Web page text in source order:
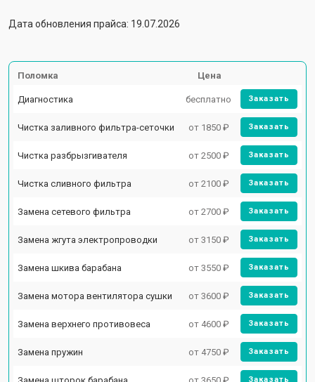
Дата обновления прайса: 19.07.2026
Поломка Цена
Диагностика бесплатно Заказать
Чистка заливного фильтра-сеточки от 1850 ₽ Заказать
Чистка разбрызгивателя от 2500 ₽ Заказать
Чистка сливного фильтра от 2100 ₽ Заказать
Замена сетевого фильтра от 2700 ₽ Заказать
Замена жгута электропроводки от 3150 ₽ Заказать
Замена шкива барабана от 3550 ₽ Заказать
Замена мотора вентилятора сушки от 3600 ₽ Заказать
Замена верхнего противовеса от 4600 ₽ Заказать
Замена пружин от 4750 ₽ Заказать
Замена шторок барабана от 3650 ₽ Заказать